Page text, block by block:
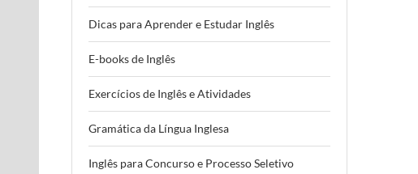
Dicas para Aprender e Estudar Inglês
E-books de Inglês
Exercícios de Inglês e Atividades
Gramática da Língua Inglesa
Inglês para Concurso e Processo Seletivo